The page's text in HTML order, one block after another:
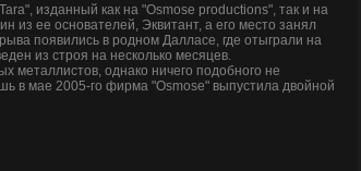
изданный как на "Osmose productions", так и на
из ее основателей, Эквитант, а его место занял
появились в родном Далласе, где отыграли на
из строя на несколько месяцев.
металлистов, однако ничего подобного не
в мае 2005-го фирма "Osmose" выпустила двойной